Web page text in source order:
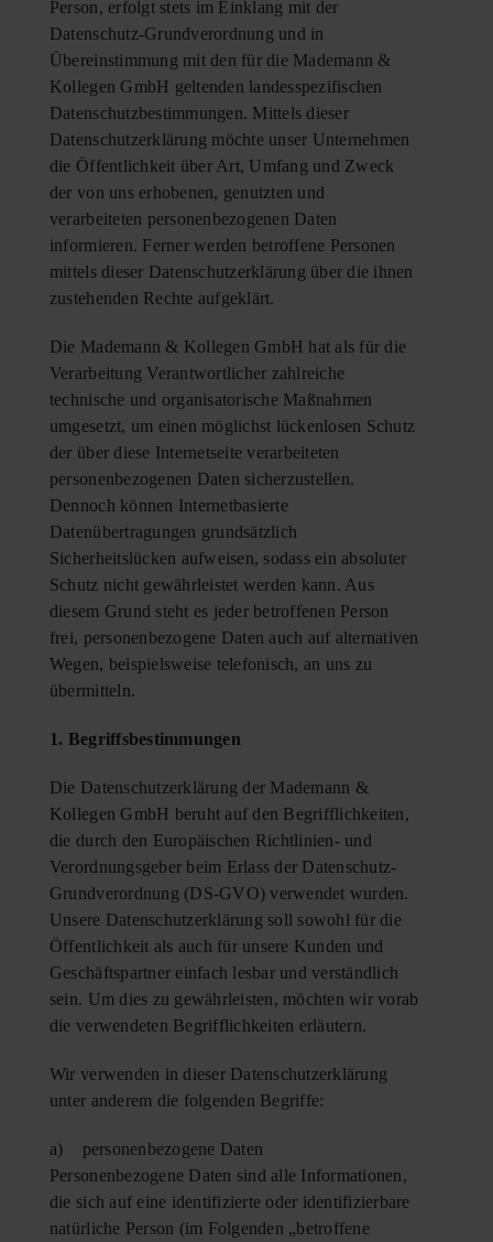
Person, erfolgt stets im Einklang mit der
Datenschutz-Grundverordnung und in
Übereinstimmung mit den für die Mademann &
Kollegen GmbH geltenden landesspezifischen
Datenschutzbestimmungen. Mittels dieser
Datenschutzerklärung möchte unser Unternehmen
die Öffentlichkeit über Art, Umfang und Zweck
der von uns erhobenen, genutzten und
verarbeiteten personenbezogenen Daten
informieren. Ferner werden betroffene Personen
mittels dieser Datenschutzerklärung über die ihnen
zustehenden Rechte aufgeklärt.
Die Mademann & Kollegen GmbH hat als für die
Verarbeitung Verantwortlicher zahlreiche
technische und organisatorische Maßnahmen
umgesetzt, um einen möglichst lückenlosen Schutz
der über diese Internetseite verarbeiteten
personenbezogenen Daten sicherzustellen.
Dennoch können Internetbasierte
Datenübertragungen grundsätzlich
Sicherheitslücken aufweisen, sodass ein absoluter
Schutz nicht gewährleistet werden kann. Aus
diesem Grund steht es jeder betroffenen Person
frei, personenbezogene Daten auch auf alternativen
Wegen, beispielsweise telefonisch, an uns zu
übermitteln.
1. Begriffsbestimmungen
Die Datenschutzerklärung der Mademann &
Kollegen GmbH beruht auf den Begrifflichkeiten,
die durch den Europäischen Richtlinien- und
Verordnungsgeber beim Erlass der Datenschutz-
Grundverordnung (DS-GVO) verwendet wurden.
Unsere Datenschutzerklärung soll sowohl für die
Öffentlichkeit als auch für unsere Kunden und
Geschäftspartner einfach lesbar und verständlich
sein. Um dies zu gewährleisten, möchten wir vorab
die verwendeten Begrifflichkeiten erläutern.
Wir verwenden in dieser Datenschutzerklärung
unter anderem die folgenden Begriffe:
a) personenbezogene Daten
Personenbezogene Daten sind alle Informationen,
die sich auf eine identifizierte oder identifizierbare
natürliche Person (im Folgenden „betroffene